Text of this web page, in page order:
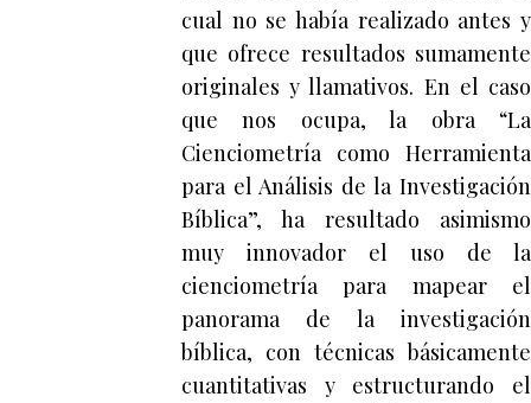
cual no se había realizado antes y
que ofrece resultados sumamente
originales y llamativos. En el caso
que nos ocupa, la obra “La
Cienciometría como Herramienta
para el Análisis de la Investigación
Bíblica”, ha resultado asimismo
muy innovador el uso de la
cienciometría para mapear el
panorama de la investigación
bíblica, con técnicas básicamente
cuantitativas y estructurando el